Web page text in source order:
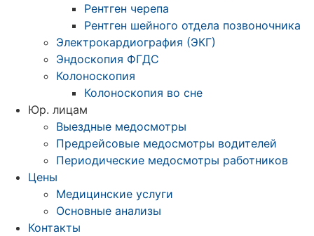
Рентген черепа
Рентген шейного отдела позвоночника
Электрокардиография (ЭКГ)
Эндоскопия ФГДС
Колоноскопия
Колоноскопия во сне
Юр. лицам
Выездные медосмотры
Предрейсовые медосмотры водителей
Периодические медосмотры работников
Цены
Медицинские услуги
Основные анализы
Контакты